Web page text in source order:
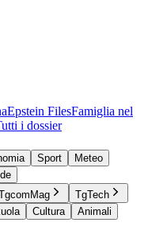
Epstein FilesFamiglia nel
i dossier
Sport
Meteo
TgTech
Cultura
Animali